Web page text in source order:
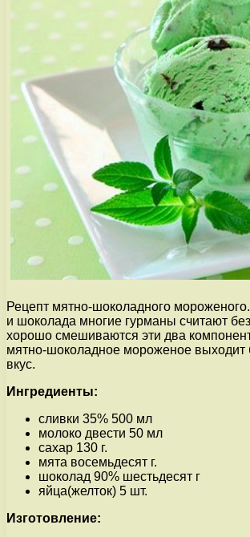
Рецепт мятно-шоколадного
и шоколада многие гурманы считают
хорошо смешиваются эти два
мятно-шоколадное мороженое выходит
вкус.
Ингредиенты:
сливки 35% 500 мл
молоко двести 50 мл
сахар 130 г.
мята восемьдесят г.
шоколад 90% шестьдесят г
яйца(желток) 5 шт.
Изготовление: